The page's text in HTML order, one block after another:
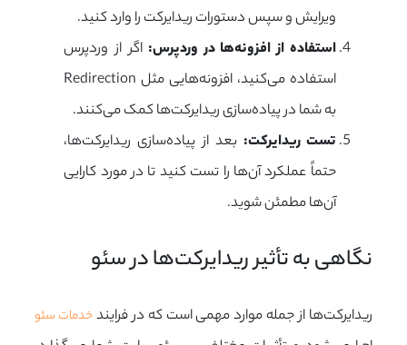
ویرایش و سپس دستورات ریدایرکت را وارد کنید.
استفاده از افزونه‌ها در وردپرس: اگر از وردپرس
استفاده می‌کنید، افزونه‌هایی مثل Redirection
به شما در پیاده‌سازی ریدایرکت‌ها کمک می‌کنند.
تست ریدایرکت: بعد از پیاده‌سازی ریدایرکت‌ها،
حتماً عملکرد آن‌ها را تست کنید تا در مورد کارایی
آن‌ها مطمئن شوید.
نگاهی به تأثیر ریدایرکت‌ها در سئو
ریدایرکت‌ها از جمله موارد مهمی است که در فرایندخدمات سئو